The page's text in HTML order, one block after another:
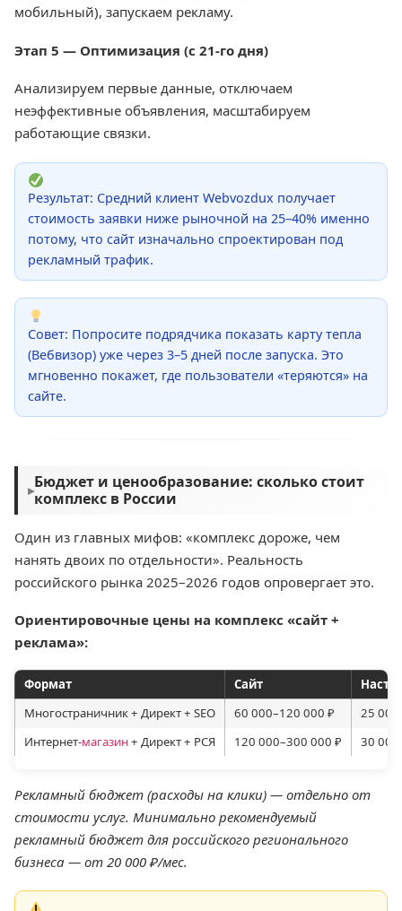
мобильный), запускаем рекламу.
Этап 5 — Оптимизация (с 21-го дня)
Анализируем первые данные, отключаем
неэффективные объявления, масштабируем
работающие связки.
Результат: Средний клиент Webvozdux получает
стоимость заявки ниже рыночной на 25–40% именно
потому, что сайт изначально спроектирован под
рекламный трафик.
Совет: Попросите подрядчика показать карту тепла
(Вебвизор) уже через 3–5 дней после запуска. Это
мгновенно покажет, где пользователи «теряются» на
сайте.
▸Бюджет и ценообразование: сколько стоит
комплекс в России
Один из главных мифов: «комплекс дороже, чем
нанять двоих по отдельности». Реальность
российского рынка 2025–2026 годов опровергает это.
Ориентировочные цены на комплекс «сайт +
реклама»:
Формат Сайт
Многостраничник + Директ + SEO
60 000–120 000 ₽
25
Интернет-магазин+ Директ + РСЯ 120 000–300 000 ₽ 30
Рекламный бюджет (расходы на клики) — отдельно от
стоимости услуг. Минимально рекомендуемый
рекламный бюджет для российского регионального
бизнеса — от 20 000 ₽/мес.